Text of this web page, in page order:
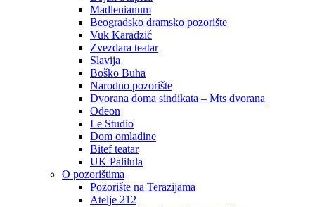
Madlenianum
Beogradsko dramsko pozorište
Vuk Karadzić
Zvezdara teatar
Slavija
Boško Buha
Narodno pozorište
Dvorana doma sindikata – Mts dvorana
Odeon
Le Studio
Dom omladine
Bitef teatar
UK Palilula
O pozorištima
Pozorište na Terazijama
Atelje 212